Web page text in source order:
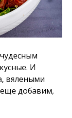
И
вялеными
добавим,